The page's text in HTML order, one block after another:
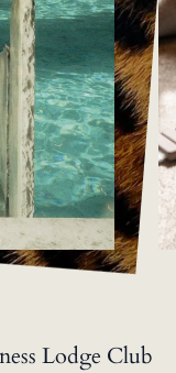
Lodge Club